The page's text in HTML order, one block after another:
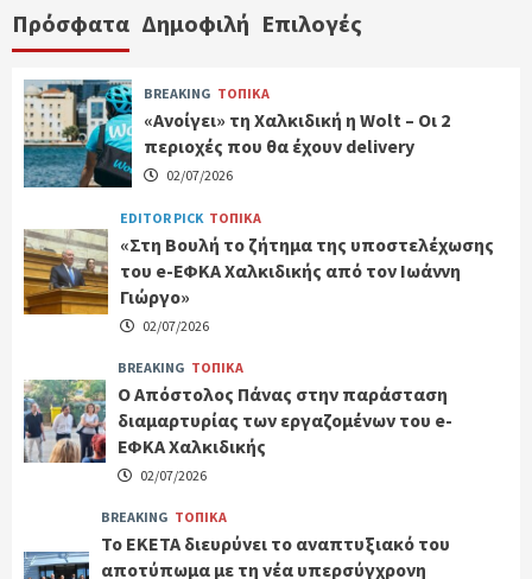
Πρόσφατα Δημοφιλή Επιλογές
BREAKING ΤΟΠΙΚΑ
«Ανοίγει» τη Χαλκιδική η Wolt – Οι 2
περιοχές που θα έχουν delivery
02/07/2026
EDITOR PICK ΤΟΠΙΚΑ
«Στη Βουλή το ζήτημα της υποστελέχωσης
του e-ΕΦΚΑ Χαλκιδικής από τον Ιωάννη
Γιώργο»
02/07/2026
BREAKING ΤΟΠΙΚΑ
Ο Απόστολος Πάνας στην παράσταση
διαμαρτυρίας των εργαζομένων του e-
ΕΦΚΑ Χαλκιδικής
02/07/2026
BREAKING ΤΟΠΙΚΑ
Το ΕΚΕΤΑ διευρύνει το αναπτυξιακό του
αποτύπωμα με τη νέα υπερσύγχρονη